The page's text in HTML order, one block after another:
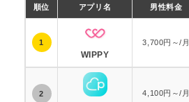
順位 アプリ名 男性料金
1
WIPPY
3,700円～/月
2 4,100円～/月